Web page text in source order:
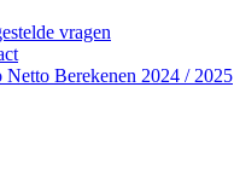
vragen
Netto Berekenen 2024 / 2025